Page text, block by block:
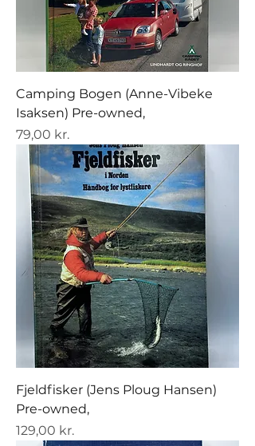
Camping Bogen (Anne-Vibeke
Isaksen) Pre-owned,
Pris
79,00 kr.
Fjeldfisker (Jens Ploug Hansen)
Pre-owned,
Pris
129,00 kr.